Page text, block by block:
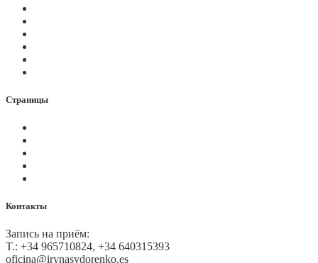
Страницы
Контакты
Запись на приём:
T.: +34 965710824, +34 640315393
oficina@irynasydorenko.es